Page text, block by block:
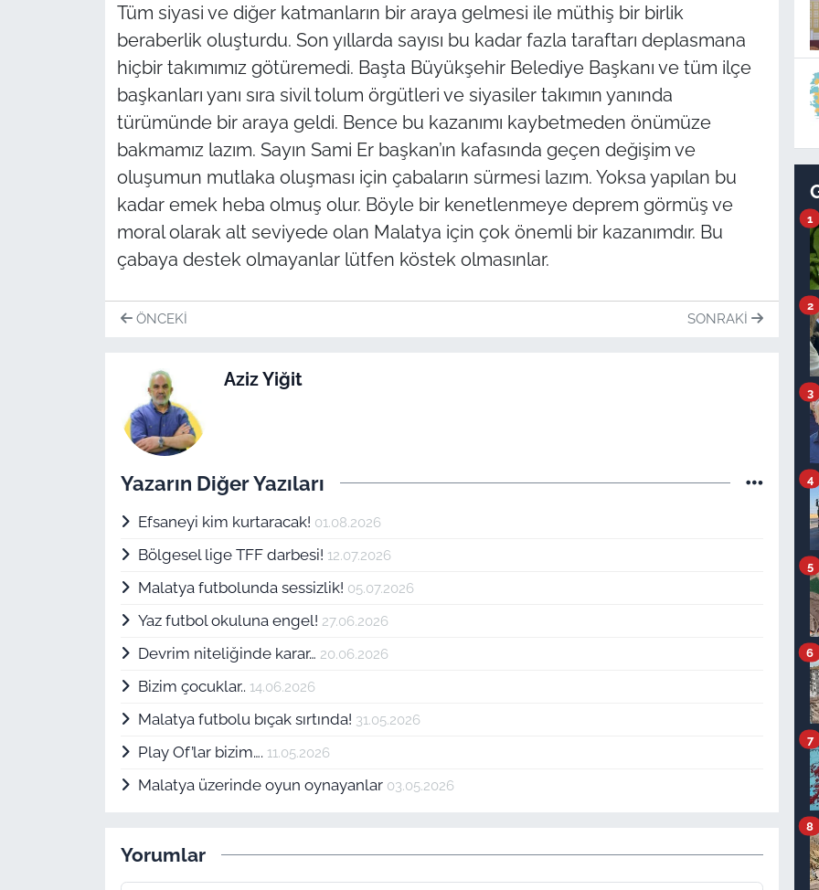
Tüm siyasi ve diğer katmanların bir araya gelmesi ile müthiş bir birlik
beraberlik oluşturdu. Son yıllarda sayısı bu kadar fazla taraftarı deplasmana
hiçbir takımımız götüremedi. Başta Büyükşehir Belediye Başkanı ve tüm ilçe
başkanları yanı sıra sivil tolum örgütleri ve siyasiler takımın yanında
türümünde bir araya geldi. Bence bu kazanımı kaybetmeden önümüze
bakmamız lazım. Sayın Sami Er başkan’ın kafasında geçen değişim ve
oluşumun mutlaka oluşması için çabaların sürmesi lazım. Yoksa yapılan bu
kadar emek heba olmuş olur. Böyle bir kenetlenmeye deprem görmüş ve
moral olarak alt seviyede olan Malatya için çok önemli bir kazanımdır. Bu
çabaya destek olmayanlar lütfen köstek olmasınlar.
ÖNCEKI SONRAKI
Aziz Yiğit
Yazarın Diğer Yazıları
Efsaneyi kim kurtaracak! 01.08.2026
Bölgesel lige TFF darbesi! 12.07.2026
Malatya futbolunda sessizlik! 05.07.2026
Yaz futbol okuluna engel! 27.06.2026
Devrim niteliğinde karar… 20.06.2026
Bizim çocuklar.. 14.06.2026
Malatya futbolu bıçak sırtında! 31.05.2026
Play Of’lar bizim…. 11.05.2026
Malatya üzerinde oyun oynayanlar 03.05.2026
Yorumlar
1
2
3
4
5
6
7
8